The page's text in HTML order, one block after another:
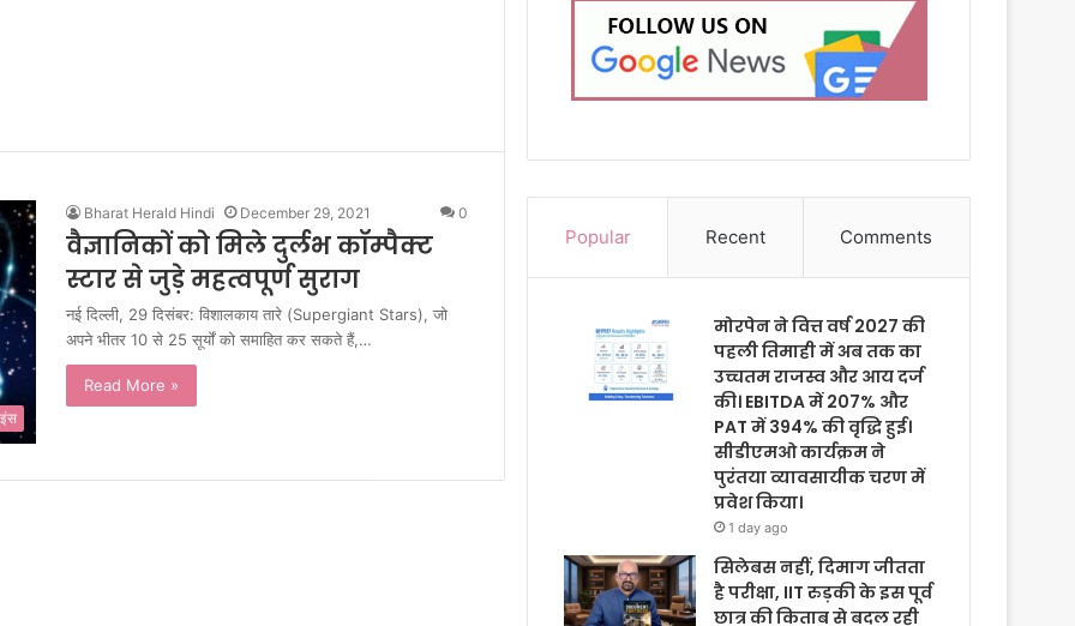
Bharat Herald Hindi December 29, 2021 0
वैज्ञानिकों को मिले दुर्लभ कॉम्पैक्ट
स्टार से जुड़े महत्वपूर्ण सुराग
नई दिल्ली, 29 दिसंबर: विशालकाय तारे (Supergiant Stars), जो
अपने भीतर 10 से 25 सूर्यों को समाहित कर सकते हैं,…
Read More »
Popular Recent Comments
मोरपेन ने वित्त वर्ष 2027 की
पहली तिमाही में अब तक का
उच्चतम राजस्व और आय दर्ज
की। EBITDA में 207% और
PAT में 394% की वृद्धि हुई।
सीडीएमओ कार्यक्रम ने
पुरंतया व्यावसायीक चरण में
प्रवेश किया।
1 day ago
सिलेबस नहीं, दिमाग जीतता
है परीक्षा, IIT रुड़की के इस पूर्व
छात्र की किताब से बदल रही